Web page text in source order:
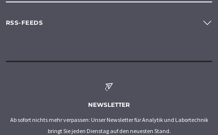
RSS-FEEDS
NEWSLETTER
Ab sofort nichts mehr verpassen: Unser Newsletter für Analytik und Labortechnik
bringt Sie jeden Dienstag auf den neuesten Stand.